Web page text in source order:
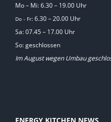
Mo – Mi: 6.30 – 19.00 Uhr
Do – Fr: 6.30 – 20.00 Uhr
Sa: 07.45 – 17.00 Uhr
So: geschlossen
Im August wegen Umbau